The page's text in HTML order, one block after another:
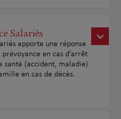
Salariés
apporte une réponse
prévoyance en cas d'arrêt
santé (accident, maladie)
en cas de décès.